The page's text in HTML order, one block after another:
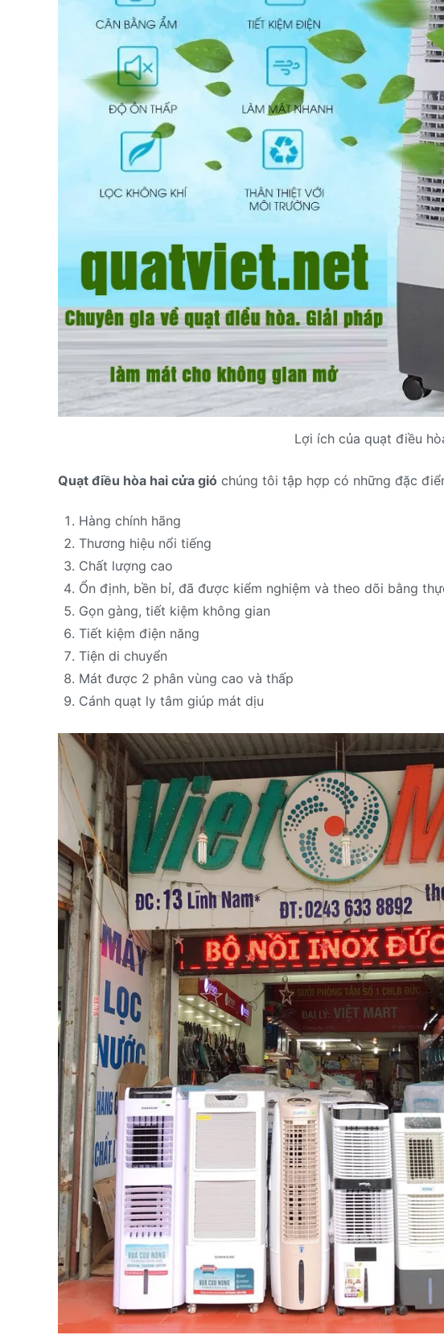
Lợi ích của quạt điều
Quạt điều hòa hai cửa gió chúng tôi tập hợp có những đặc
Hàng chính hãng
Thương hiệu nổi tiếng
Chất lượng cao
Ổn định, bền bỉ, đã được kiểm nghiệm và theo dõi bằng
Gọn gàng, tiết kiệm không gian
Tiết kiệm điện năng
Tiện di chuyển
Mát được 2 phân vùng cao và thấp
Cánh quạt ly tâm giúp mát dịu